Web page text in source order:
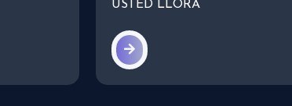
USTED LLORA